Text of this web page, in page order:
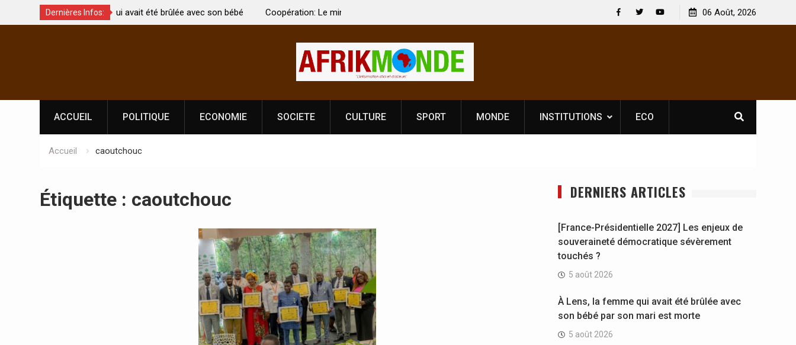
Dernières Infos:
brûlée avec son bébé
Coopération: Le ministre Indien Kirti Vardhan Singh à
Abidjan pour la célébration de la Fête de
Côte d’Ivoire, l’opérateur culturel Soldat Jahboy se
prononce
[France-Présidentielle 2027] Les enjeux de
souveraineté démocratique sévèrement touchés ?
06 Août, 2026
ACCUEIL POLITIQUE ECONOMIE SOCIETE CULTURE SPORT MONDE INSTITUTIONS ECO
Accueil caoutchouc
Étiquette : caoutchouc DERNIERS ARTICLES
[France-Présidentielle 2027] Les enjeux de
souveraineté démocratique sévèrement
touchés ?
5 août 2026
À Lens, la femme qui avait été brûlée avec
son bébé par son mari est morte
5 août 2026